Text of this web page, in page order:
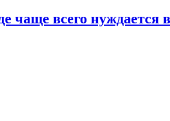
чаще всего нуждается